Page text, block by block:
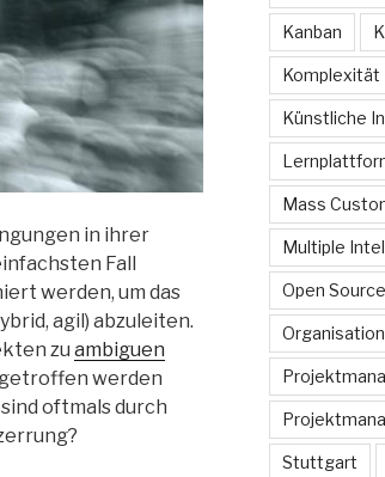
in ihrer
Fall
werden, um das
agil) abzuleiten.
zu ambiguen
werden
sind oftmals durch
Kanban
Komplexität
Künstliche
Mass
Multiple
Open Source
Organisation
Stuttgart